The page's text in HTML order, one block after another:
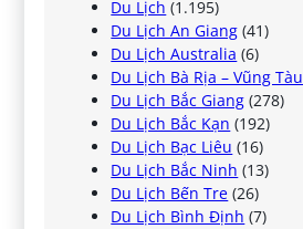
Du Lịch (1.195)
Du Lịch An Giang (41)
Du Lịch Australia (6)
Du Lịch Bà Rịa – Vũng Tàu
Du Lịch Bắc Giang (278)
Du Lịch Bắc Kạn (192)
Du Lịch Bạc Liêu (16)
Du Lịch Bắc Ninh (13)
Du Lịch Bến Tre (26)
Du Lịch Bình Định (7)